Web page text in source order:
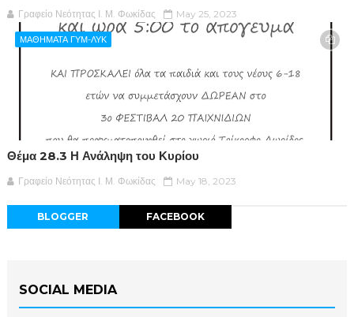
Γραφείο Νεότητας Ι. Μ. Φωκίδας May 25, 2023
ΜΑΘΗΜΑΤΑ ΓΥΜ-ΛΥΚ
Θέμα 28.3 Η Ανάληψη του Κυρίου
Γραφείο Νεότητας Ι. Μ. Φωκίδας May 18, 2023
BLOGGER FACEBOOK
SOCIAL MEDIA